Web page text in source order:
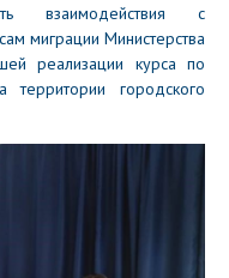
взаимодействия с
миграции Министерства
реализации курса по
территории городского